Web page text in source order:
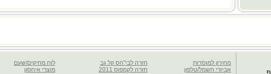
מחירון למוסדות
אביזרי חשמל/טלפון
חזרה לבי"הס קל גב
חזרה לקמפוס 2011
לוח מחיקים/שעם
מוצרי איחסון